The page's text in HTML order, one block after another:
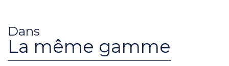
Dans
La même gamme